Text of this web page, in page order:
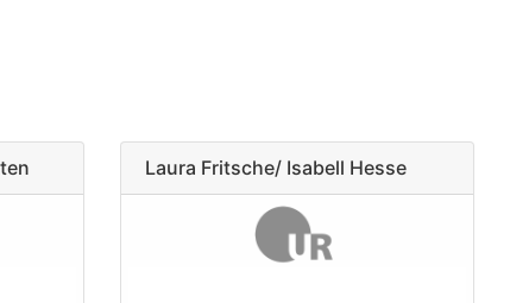
Laura Fritsche/ Isabell Hesse